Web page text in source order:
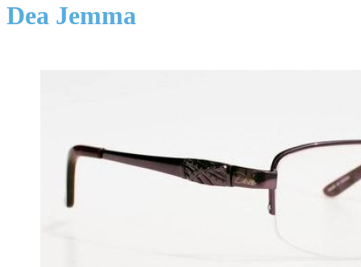
Dea Jemma